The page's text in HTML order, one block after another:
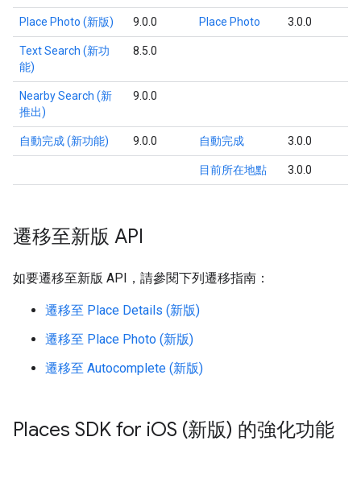
Place Photo (新版) 9.0.0 Place Photo 3.0.0
Text Search (新功
能)
8.5.0
Nearby Search (新
推出)
9.0.0
自動完成 (新功能) 9.0.0 自動完成 3.0.0
目前所在地點 3.0.0
遷移至新版 API
如要遷移至新版 API，請參閱下列遷移指南：
遷移至 Place Details (新版)
遷移至 Place Photo (新版)
遷移至 Autocomplete (新版)
Places SDK for iOS (新版) 的強化功能